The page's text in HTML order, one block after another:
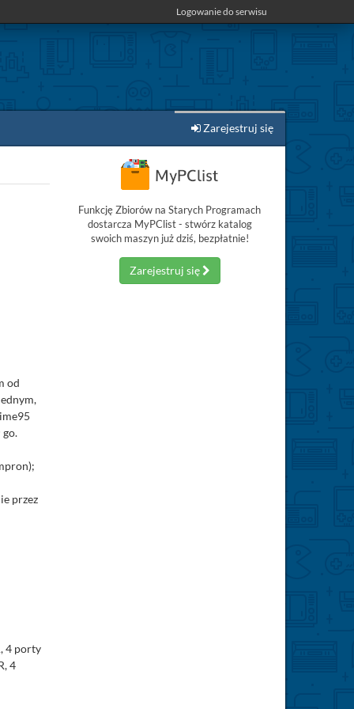
Logowanie do serwisu
Zarejestruj się
od
go.
przez
4 porty
4
Funkcję Zbiorów na Starych Programach
dostarcza MyPClist - stwórz katalog
swoich maszyn już dziś, bezpłatnie!
Zarejestruj się